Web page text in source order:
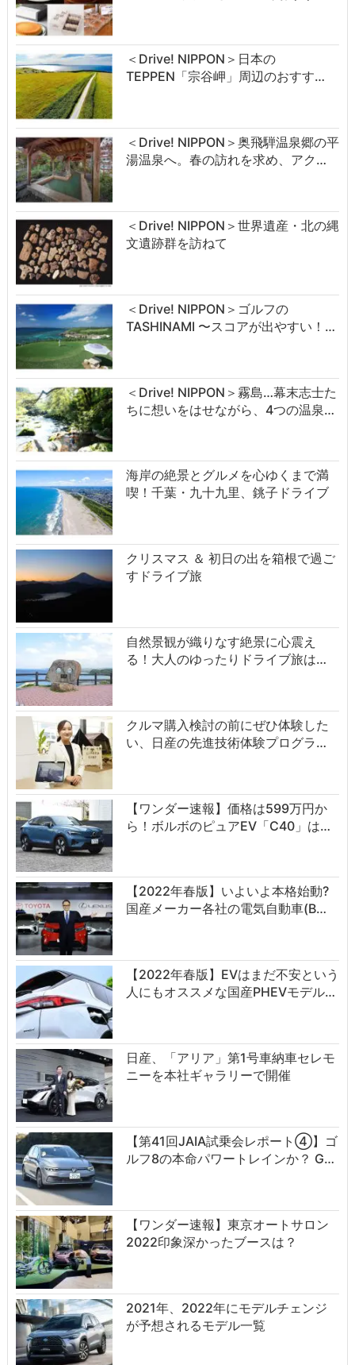
＜Drive! NIPPON＞日本の
TEPPEN「宗谷岬」周辺のおすす…
＜Drive! NIPPON＞奥飛騨温泉郷の平
湯温泉へ。春の訪れを求め、アク…
＜Drive! NIPPON＞世界遺産・北の縄
文遺跡群を訪ねて
＜Drive! NIPPON＞ゴルフの
TASHINAMI 〜スコアが出やすい！…
＜Drive! NIPPON＞霧島…幕末志士た
ちに想いをはせながら、4つの温泉…
海岸の絶景とグルメを心ゆくまで満
喫！千葉・九十九里、銚子ドライブ
クリスマス ＆ 初日の出を箱根で過ご
すドライブ旅
自然景観が織りなす絶景に心震え
る！大人のゆったりドライブ旅は…
クルマ購入検討の前にぜひ体験した
い、日産の先進技術体験プログラ…
【ワンダー速報】価格は599万円か
ら！ボルボのピュアEV「C40」は…
【2022年春版】いよいよ本格始動?
国産メーカー各社の電気自動車(B…
【2022年春版】EVはまだ不安という
人にもオススメな国産PHEVモデル…
日産、「アリア」第1号車納車セレモ
ニーを本社ギャラリーで開催
【第41回JAIA試乗会レポート④】ゴ
ルフ8の本命パワートレインか？ G…
【ワンダー速報】東京オートサロン
2022印象深かったブースは？
2021年、2022年にモデルチェンジ
が予想されるモデル一覧